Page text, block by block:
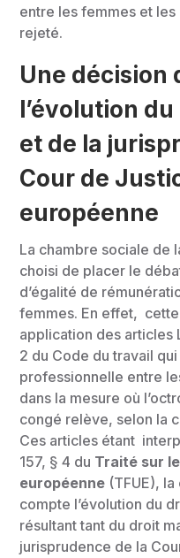
entre les femmes et
rejeté.
Une décision
l’évolution
et de la
Cour de
européenne
La chambre sociale de
choisi de placer le
d’égalité de
femmes. En effet,
application des articles
2 du Code du travail
professionnelle entre
dans la mesure où
congé relève, selon la
Ces articles étant
157, § 4 du Traité sur
européenne (TFUE),
compte l’évolution du
résultant tant du droit
jurisprudence de la